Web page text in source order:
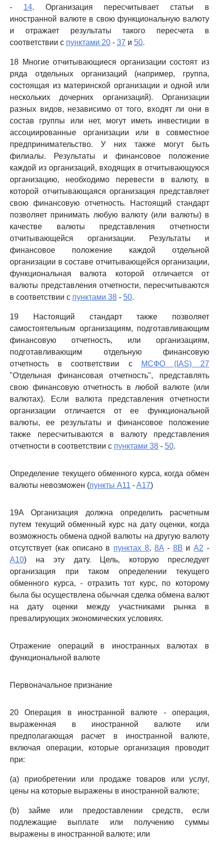
- 14. Организация пересчитывает статьи в
иностранной валюте в свою функциональную валюту
и отражает результаты такого пересчета в
соответствии с пунктами 20 - 37 и 50.
18 Многие отчитывающиеся организации состоят из
ряда отдельных организаций (например, группа,
состоящая из материнской организации и одной или
нескольких дочерних организаций). Организации
разных видов, независимо от того, входят ли они в
состав группы или нет, могут иметь инвестиции в
ассоциированные организации или в совместное
предпринимательство. У них также могут быть
филиалы. Результаты и финансовое положение
каждой из организаций, входящих в отчитывающуюся
организацию, необходимо перевести в валюту, в
которой отчитывающаяся организация представляет
свою финансовую отчетность. Настоящий стандарт
позволяет принимать любую валюту (или валюты) в
качестве валюты представления отчетности
отчитывающейся организации. Результаты и
финансовое положение каждой отдельной
организации в составе отчитывающейся организации,
функциональная валюта которой отличается от
валюты представления отчетности, пересчитываются
в соответствии с пунктами 38 - 50.
19 Настоящий стандарт также позволяет
самостоятельным организациям, подготавливающим
финансовую отчетность, или организациям,
подготавливающим отдельную финансовую
отчетность в соответствии с
МСФО (IAS) 27
"Отдельная финансовая отчетность", представлять
свою финансовую отчетность в любой валюте (или
валютах). Если валюта представления отчетности
организации отличается от ее функциональной
валюты, ее результаты и финансовое положение
также пересчитываются в валюту представления
отчетности в соответствии с пунктами 38 - 50.
Определение текущего обменного курса, когда обмен
валюты невозможен (пункты A11 -A17)
19A Организация должна определить расчетным
путем текущий обменный курс на дату оценки, когда
возможность обмена одной валюты на другую валюту
отсутствует (как описано в пунктах 8, 8A- 8B иA2 -
A10) на эту дату. Цель, которую преследует
организация при таком определении текущего
обменного курса, - отразить тот курс, по которому
была бы осуществлена обычная сделка обмена валют
на дату оценки между участниками рынка в
превалирующих экономических условиях.
Отражение операций в иностранных валютах в
функциональной валюте
Первоначальное признание
20 Операция в иностранной валюте - операция,
выраженная в иностранной валюте или
предполагающая расчет в иностранной валюте,
включая операции, которые организация проводит
при:
(a) приобретении или продаже товаров или услуг,
цены на которые выражены в иностранной валюте;
(b) займе или предоставлении средств, если
подлежащие выплате или получению суммы
выражены в иностранной валюте; или